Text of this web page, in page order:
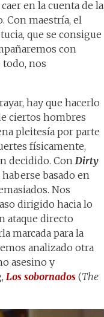
en la cuenta de la
Con maestría, el
que se consigue
con
nos
hay que hacerlo
ciertos hombres
pleitesía por parte
físicamente,
decidido. Con Dirty
basado en
Nos
dirigido hacia lo
ataque directo
marcada para la
analizado otra
asesino y
Los sobornados (The